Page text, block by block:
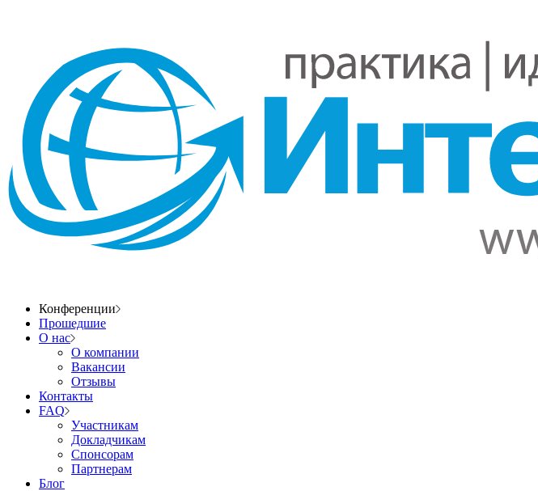
Конференции
Прошедшие
О нас
О компании
Вакансии
Отзывы
Контакты
FAQ
Участникам
Докладчикам
Спонсорам
Партнерам
Блог